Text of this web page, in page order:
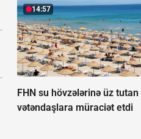
14:57
FHN su hövzələrinə üz tutan
vətəndaşlara müraciət etdi